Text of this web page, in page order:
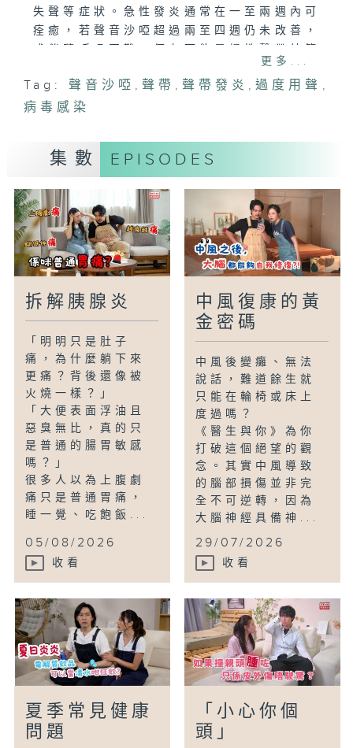
失聲等症狀。急性發炎通常在一至兩週內可
痊癒，若聲音沙啞超過兩至四週仍未改善，
(長繭)、瘜肉或更嚴重的病變，不能忽視。
本集請來耳鼻喉科專科醫生，講解聲帶發炎
的成因及治療方法，並拆解有關聲帶問題的
主持︰梁凱寧、黃秉康醫生
頭頸外科學系名譽臨床助理教授)
更多...
Tag: 聲音沙啞 , 聲帶 , 聲帶發炎 ,過度用聲 ,
病毒感染
集數 EPISODES
拆解胰腺炎
「明明只是肚子
痛，為什麼躺下來
更痛？背後還像被
火燒一樣？」
「大便表面浮油且
惡臭無比，真的只
是普通的腸胃敏感
嗎？」
很多人以為上腹劇
痛只是普通胃痛，
睡一覺、吃飽飯...
05/08/2026
收看
中風復康的黃
金密碼
中風後變癱、無法
說話，難道餘生就
只能在輪椅或床上
度過嗎？
《醫生與你》為你
打破這個絕望的觀
念。其實中風導致
的腦部損傷並非完
全不可逆轉，因為
大腦神經具備神...
29/07/2026
收看
夏季常見健康
問題
「小心你個
頭」